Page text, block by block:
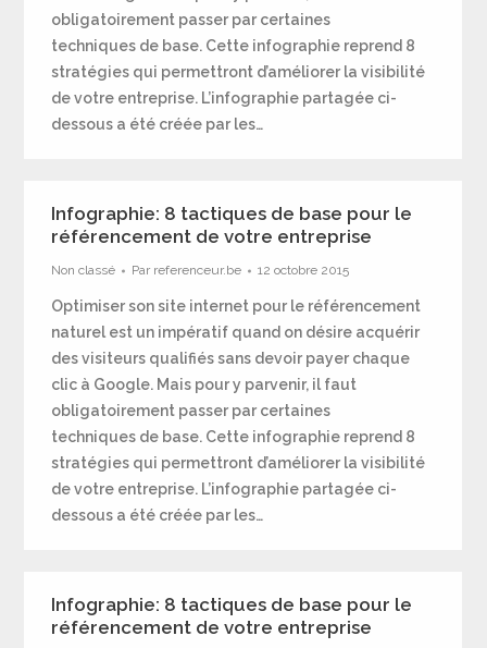
obligatoirement passer par certaines
techniques de base. Cette infographie reprend 8
stratégies qui permettront d’améliorer la visibilité
de votre entreprise. L’infographie partagée ci-
dessous a été créée par les…
Infographie: 8 tactiques de base pour le
référencement de votre entreprise
Non classé Par referenceur.be 12 octobre 2015
Optimiser son site internet pour le référencement
naturel est un impératif quand on désire acquérir
des visiteurs qualifiés sans devoir payer chaque
clic à Google. Mais pour y parvenir, il faut
obligatoirement passer par certaines
techniques de base. Cette infographie reprend 8
stratégies qui permettront d’améliorer la visibilité
de votre entreprise. L’infographie partagée ci-
dessous a été créée par les…
Infographie: 8 tactiques de base pour le
référencement de votre entreprise